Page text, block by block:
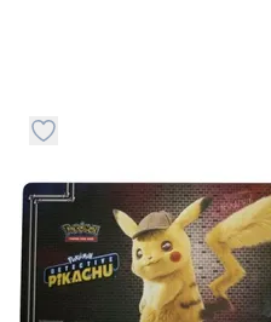
Dugme za dodavanje